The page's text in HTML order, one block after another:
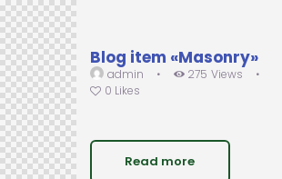
Blog item «Masonry»
admin 275 Views
0 Likes
Read more